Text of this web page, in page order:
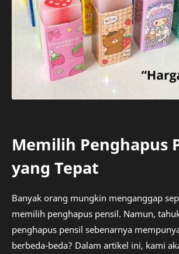
Memilih Penghapus
yang Tepat
Banyak orang mungkin menganggap
memilih penghapus pensil. Namun,
penghapus pensil sebenarnya
berbeda-beda? Dalam artikel ini, kami